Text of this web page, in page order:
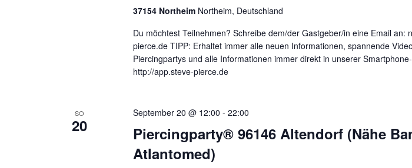
37154 Northeim Northeim, Deutschland
Du möchtest Teilnehmen? Schreibe dem/der Gastgeber/in eine Email an:
pierce.de TIPP: Erhaltet immer alle neuen Informationen, spannende
Piercingpartys und alle Informationen immer direkt in unserer
http://app.steve-pierce.de
SO
20
September 20 @ 12:00 -22:00
Piercingparty® 96146 Altendorf (Nähe
Atlantomed)